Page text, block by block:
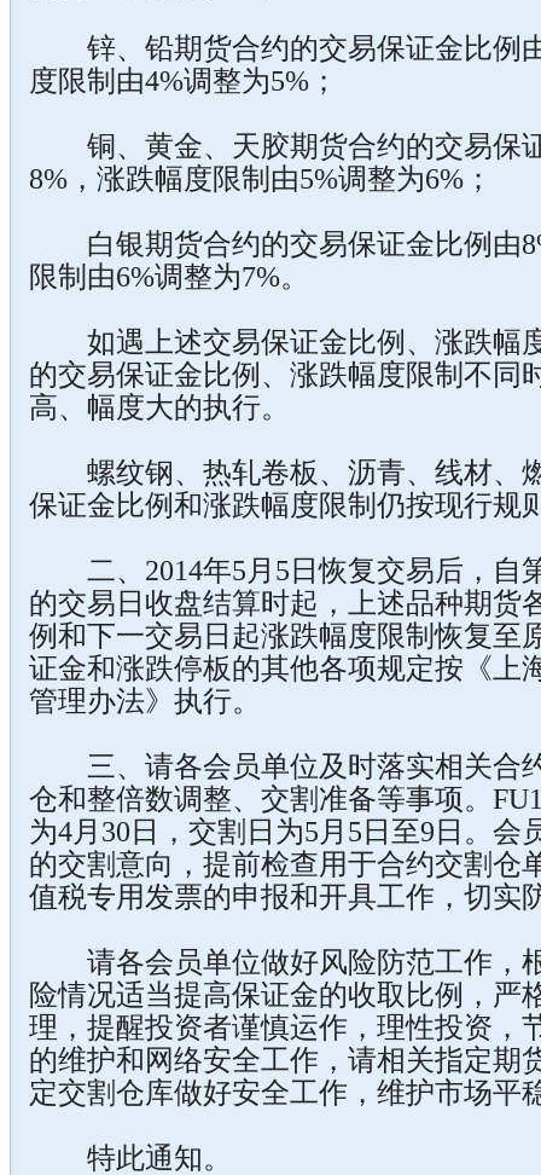
锌、铅期货合约的交易保证金比例
度限制由4%调整为5%；
铜、黄金、天胶期货合约的交易保
8%，涨跌幅度限制由5%调整为6%；
白银期货合约的交易保证金比例由
限制由6%调整为7%。
如遇上述交易保证金比例、涨跌幅
的交易保证金比例、涨跌幅度限制不同
高、幅度大的执行。
螺纹钢、热轧卷板、沥青、线材、
保证金比例和涨跌幅度限制仍按现行规
二、2014年5月5日恢复交易后，自
的交易日收盘结算时起，上述品种期货
例和下一交易日起涨跌幅度限制恢复至
证金和涨跌停板的其他各项规定按《上
管理办法》执行。
三、请各会员单位及时落实相关合
仓和整倍数调整、交割准备等事项。
为4月30日，交割日为5月5日至9日。会
的交割意向，提前检查用于合约交割仓
值税专用发票的申报和开具工作，切实
请各会员单位做好风险防范工作，
险情况适当提高保证金的收取比例，严
理，提醒投资者谨慎运作，理性投资，
的维护和网络安全工作，请相关指定期
定交割仓库做好安全工作，维护市场平
特此通知。